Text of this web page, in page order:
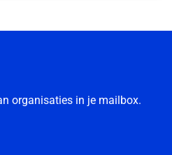
organisaties in je mailbox.